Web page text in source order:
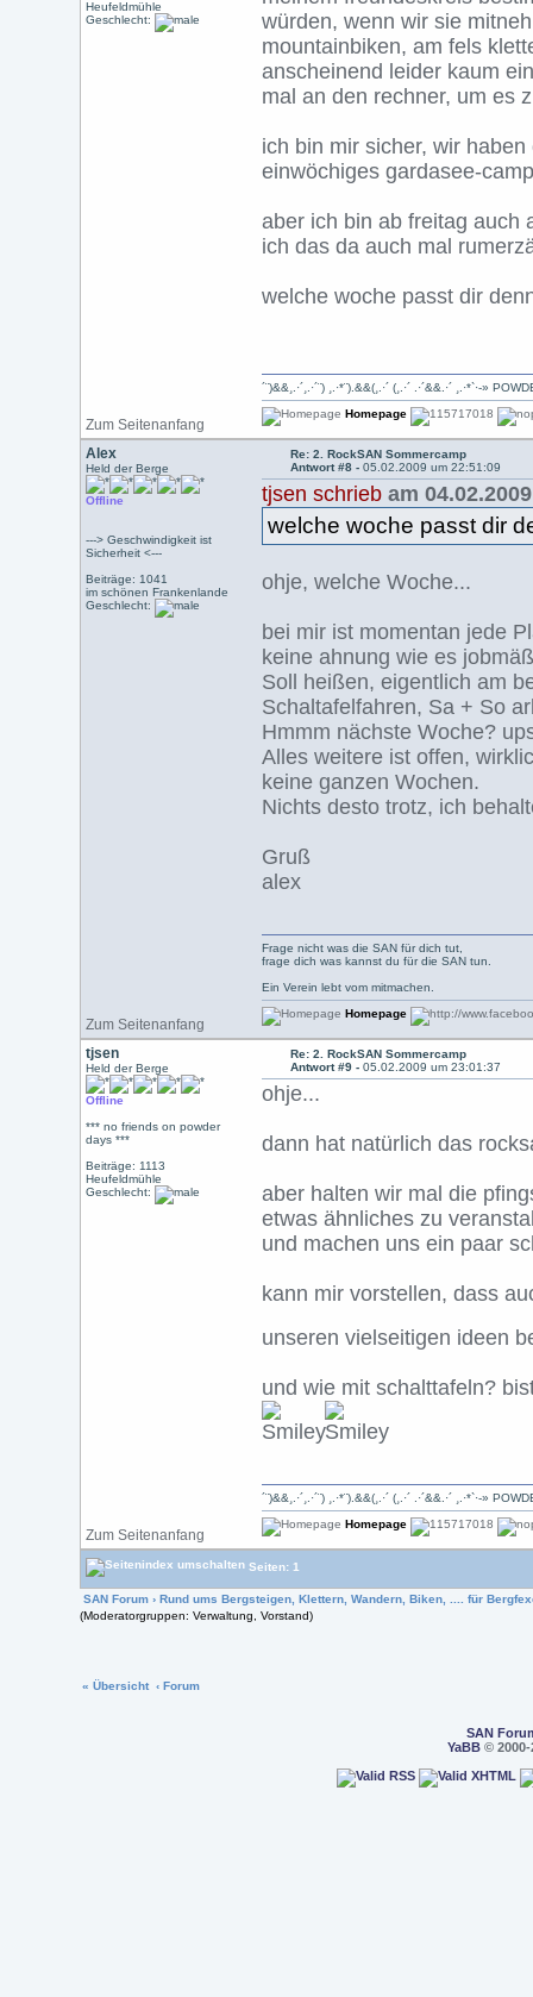
Heufeldmühle
Geschlecht:
würden, wenn wir sie
mountainbiken, am fels
anscheinend leider kaum
mal an den rechner, um es
ich bin mir sicher, wir
einwöchiges gardasee-
aber ich bin ab freitag auch
ich das da auch mal
welche woche passt dir
Zum Seitenanfang
´¨)&&¸.·´¸.·´¨) ¸.·*¨).&&(¸.·´ (¸.·´ .·´&&.·´ ¸.·*`·-»
Homepage
Alex
Held der Berge
Offline
---> Geschwindigkeit ist
Sicherheit <---
Beiträge: 1041
im schönen Frankenlande
Geschlecht:
Re: 2. RockSAN Sommercamp
Antwort #8 -05.02.2009 um 22:51:09
tjsen schrieb am
welche woche passt dir
ohje, welche Woche...
bei mir ist momentan jede
keine ahnung wie es
Soll heißen, eigentlich am
Schaltafelfahren, Sa + So
Hmmm nächste Woche?
Alles weitere ist offen,
keine ganzen Wochen.
Nichts desto trotz, ich
Gruß
alex
Zum Seitenanfang
Frage nicht was die SAN für dich tut,
frage dich was kannst du für die SAN tun.
Ein Verein lebt vom mitmachen.
Homepage
tjsen
Held der Berge
Offline
*** no friends on powder
days ***
Beiträge: 1113
Heufeldmühle
Geschlecht:
Re: 2. RockSAN Sommercamp
Antwort #9 -05.02.2009 um 23:01:37
ohje...
dann hat natürlich das
aber halten wir mal die
etwas ähnliches zu
und machen uns ein paar
kann mir vorstellen, dass
unseren vielseitigen ideen
und wie mit schalttafeln?
Zum Seitenanfang
´¨)&&¸.·´¸.·´¨) ¸.·*¨).&&(¸.·´ (¸.·´ .·´&&.·´ ¸.·*`·-»
Homepage
Seiten: 1
SAN Forum› Rund ums Bergsteigen, Klettern, Wandern, Biken, .... für
(Moderatorgruppen: Verwaltung, Vorstand)
« Übersicht ‹ Forum
SAN
YaBB© 2000-